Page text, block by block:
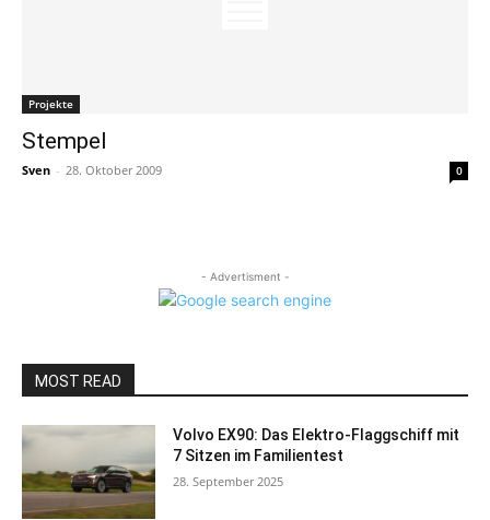
Projekte
Stempel
Sven - 28. Oktober 2009 0
- Advertisment -
MOST READ
Volvo EX90: Das Elektro-Flaggschiff mit
7 Sitzen im Familientest
28. September 2025